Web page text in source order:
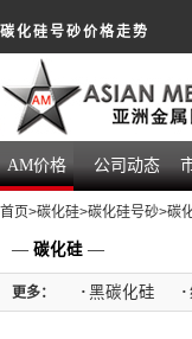
碳化硅号砂价格走势
AM价格 公司动态
首页>碳化硅>碳化硅号砂>碳
— 碳化硅 —
更多： · 黑碳化硅 ·